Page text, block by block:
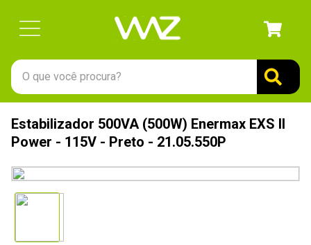
O que você procura?
Estabilizador 500VA (500W) Enermax EXS II
Power - 115V - Preto - 21.05.550P
1º
gabinete
3º
teclado